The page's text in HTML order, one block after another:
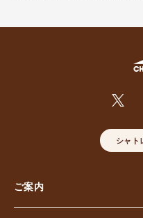
シャト
ご案内